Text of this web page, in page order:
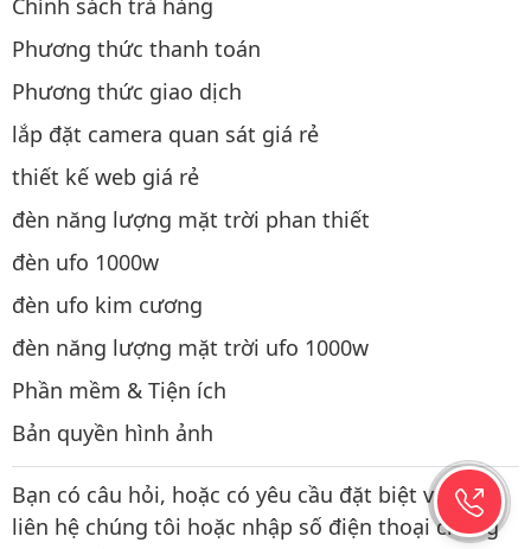
Chính sách trả hàng
Phương thức thanh toán
Phương thức giao dịch
lắp đặt camera quan sát giá rẻ
thiết kế web giá rẻ
đèn năng lượng mặt trời phan thiết
đèn ufo 1000w
đèn ufo kim cương
đèn năng lượng mặt trời ufo 1000w
Phần mềm & Tiện ích
Bản quyền hình ảnh
Bạn có câu hỏi, hoặc có yêu cầu đặt biệt vui lòng
liên hệ chúng tôi hoặc nhập số điện thoại chúng